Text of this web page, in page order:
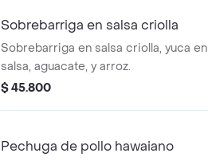
Sobrebarriga en salsa criolla
Sobrebarriga en salsa criolla, yuca en
salsa, aguacate, y arroz.
$ 45.800
Pechuga de pollo hawaiano